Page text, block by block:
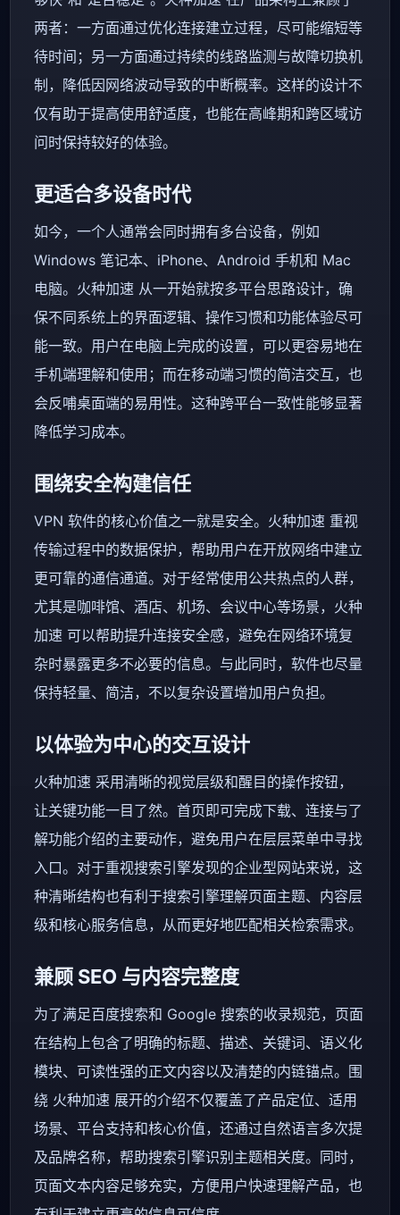
两者：一方面通过优化连接建立过程，尽可能缩短等
待时间；另一方面通过持续的线路监测与故障切换机
制，降低因网络波动导致的中断概率。这样的设计不
仅有助于提高使用舒适度，也能在高峰期和跨区域访
问时保持较好的体验。
更适合多设备时代
如今，一个人通常会同时拥有多台设备，例如
Windows 笔记本、iPhone、Android 手机和 Mac
电脑。火种加速 从一开始就按多平台思路设计，确
保不同系统上的界面逻辑、操作习惯和功能体验尽可
能一致。用户在电脑上完成的设置，可以更容易地在
手机端理解和使用；而在移动端习惯的简洁交互，也
会反哺桌面端的易用性。这种跨平台一致性能够显著
降低学习成本。
围绕安全构建信任
VPN 软件的核心价值之一就是安全。火种加速 重视
传输过程中的数据保护，帮助用户在开放网络中建立
更可靠的通信通道。对于经常使用公共热点的人群，
尤其是咖啡馆、酒店、机场、会议中心等场景，火种
加速 可以帮助提升连接安全感，避免在网络环境复
杂时暴露更多不必要的信息。与此同时，软件也尽量
保持轻量、简洁，不以复杂设置增加用户负担。
以体验为中心的交互设计
火种加速 采用清晰的视觉层级和醒目的操作按钮，
让关键功能一目了然。首页即可完成下载、连接与了
解功能介绍的主要动作，避免用户在层层菜单中寻找
入口。对于重视搜索引擎发现的企业型网站来说，这
种清晰结构也有利于搜索引擎理解页面主题、内容层
级和核心服务信息，从而更好地匹配相关检索需求。
兼顾 SEO 与内容完整度
为了满足百度搜索和 Google 搜索的收录规范，页面
在结构上包含了明确的标题、描述、关键词、语义化
模块、可读性强的正文内容以及清楚的内链锚点。围
绕 火种加速 展开的介绍不仅覆盖了产品定位、适用
场景、平台支持和核心价值，还通过自然语言多次提
及品牌名称，帮助搜索引擎识别主题相关度。同时，
页面文本内容足够充实，方便用户快速理解产品，也